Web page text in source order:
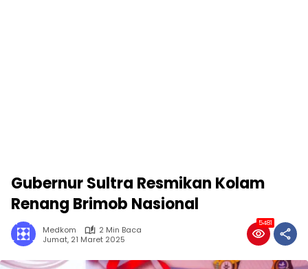
Gubernur Sultra Resmikan Kolam
Renang Brimob Nasional
Medkom
2 Min Baca
Jumat, 21 Maret 2025
5481